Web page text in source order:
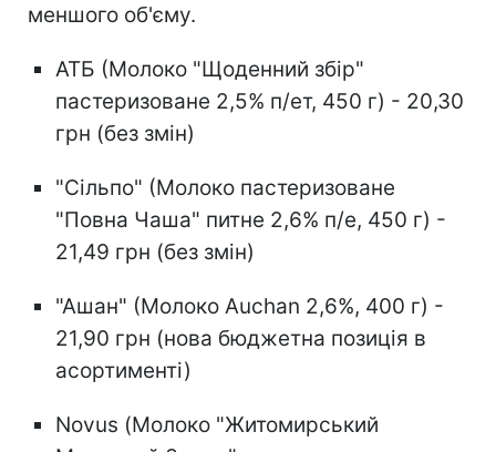
меншого об'єму.
АТБ (Молоко "Щоденний збір"
пастеризоване 2,5% п/ет, 450 г) - 20,30
грн (без змін)
"Сільпо" (Молоко пастеризоване
"Повна Чаша" питне 2,6% п/е, 450 г) -
21,49 грн (без змін)
"Ашан" (Молоко Auchan 2,6%, 400 г) -
21,90 грн (нова бюджетна позиція в
асортименті)
Novus (Молоко "Житомирський